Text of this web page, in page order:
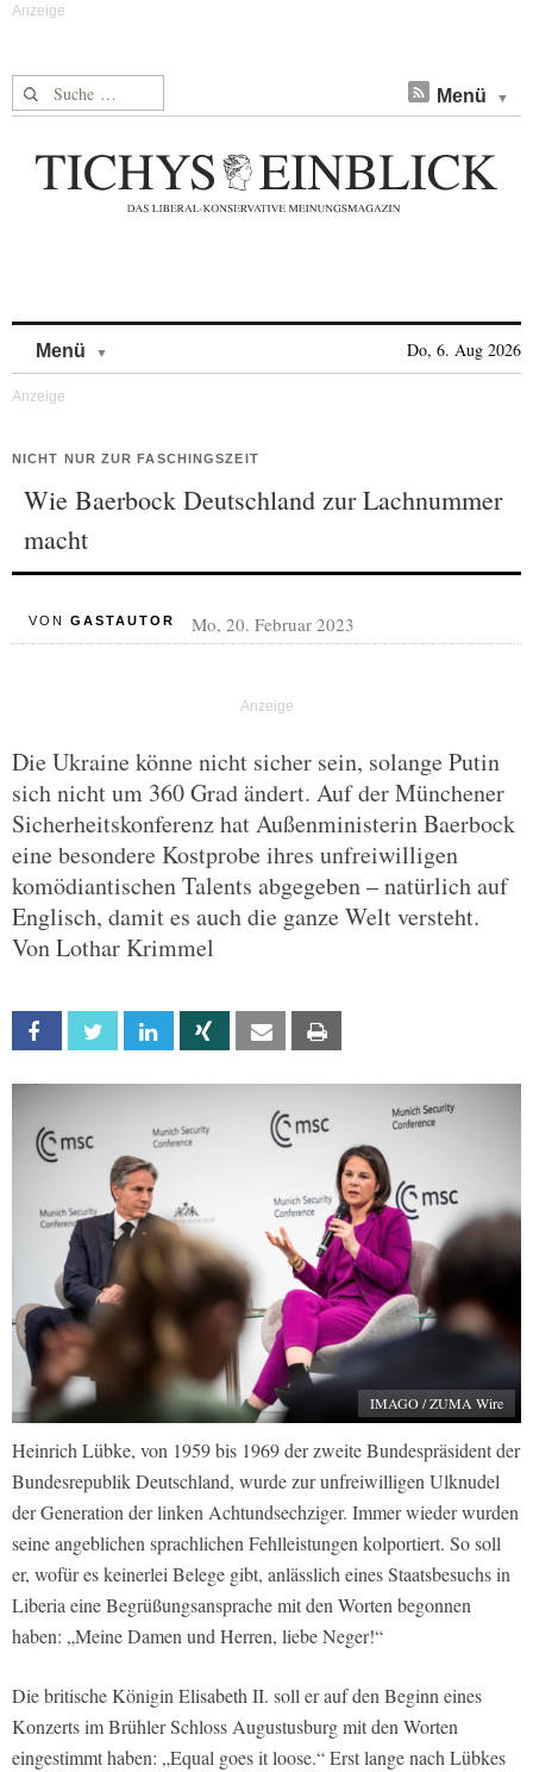
Suche nach: Menü
Menü Do, 6. Aug 2026
NICHT NUR ZUR FASCHINGSZEIT
Wie Baerbock Deutschland zur Lachnummer
macht
VON GASTAUTOR Mo, 20. Februar 2023
Die Ukraine könne nicht sicher sein, solange Putin
sich nicht um 360 Grad ändert. Auf der Münchener
Sicherheitskonferenz hat Außenministerin Baerbock
eine besondere Kostprobe ihres unfreiwilligen
komödiantischen Talents abgegeben – natürlich auf
Englisch, damit es auch die ganze Welt versteht.
Von Lothar Krimmel
Facebook Twitter Linkedin Xing Email
IMAGO / ZUMA Wire
Heinrich Lübke, von 1959 bis 1969 der zweite Bundespräsident der
Bundesrepublik Deutschland, wurde zur unfreiwilligen Ulknudel
der Generation der linken Achtundsechziger. Immer wieder wurden
seine angeblichen sprachlichen Fehlleistungen kolportiert. So soll
er, wofür es keinerlei Belege gibt, anlässlich eines Staatsbesuchs in
Liberia eine Begrüßungsansprache mit den Worten begonnen
haben: „Meine Damen und Herren, liebe Neger!“
Die britische Königin Elisabeth II. soll er auf den Beginn eines
Konzerts im Brühler Schloss Augustusburg mit den Worten
eingestimmt haben: „Equal goes it loose.“ Erst lange nach Lübkes